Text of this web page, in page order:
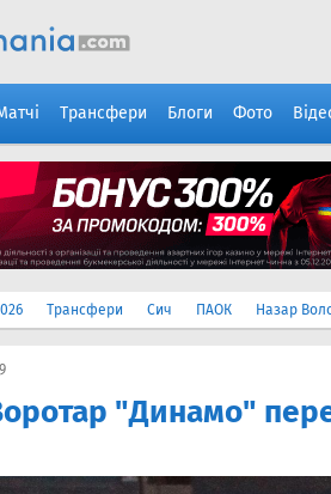
Трансфери Блоги Фото
Трансфери Сич ПАОК Назар
"Динамо"